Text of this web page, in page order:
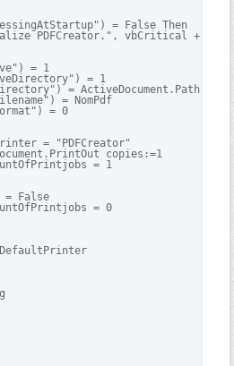
= False Then
PDFCreator.", vbCritical +
= 1
= 1
= ActiveDocument.Path
= NomPdf
= 0
= "PDFCreator"
copies:=1
= 1
= False
= 0